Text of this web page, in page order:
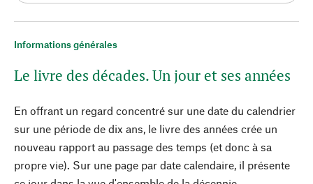
Informations générales
Le livre des décades. Un jour et ses années
En offrant un regard concentré sur une date du calendrier
sur une période de dix ans, le livre des années crée un
nouveau rapport au passage des temps (et donc à sa
propre vie). Sur une page par date calendaire, il présente